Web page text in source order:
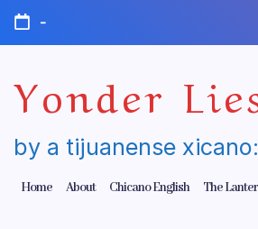
Skip
content
-
Yonder
by a tijuanense
Home About Chicano English The